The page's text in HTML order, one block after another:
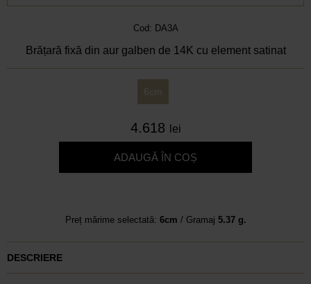
Cod: DA3A
Brățară fixă din aur galben de 14K cu element satinat
6cm
4.618 lei
ADAUGĂ ÎN COȘ
Preț mărime selectată: 6cm / Gramaj 5.37 g.
DESCRIERE